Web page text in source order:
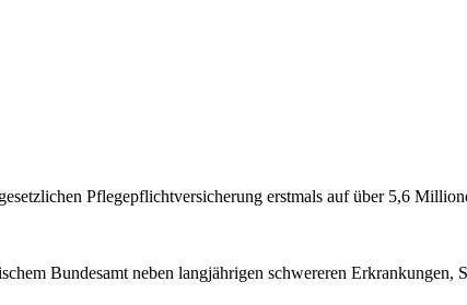
Pflegepflichtversicherung erstmals auf über 5,6
Bundesamt neben langjährigen schwereren